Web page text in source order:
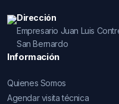
Dirección
Empresario Juan Luis
San Bernardo
Información
Quienes Somos
Agendar visita técnica